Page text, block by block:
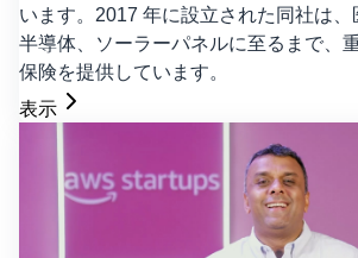
います。2017 年に設立された同社は、
半導体、ソーラーパネルに至るまで、
保険を提供しています。
表示